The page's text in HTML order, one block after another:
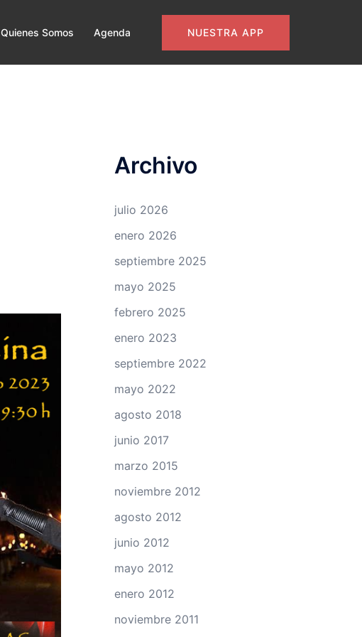
Quienes Somos Agenda NUESTRA APP
Archivo
julio 2026
enero 2026
septiembre 2025
mayo 2025
febrero 2025
enero 2023
septiembre 2022
mayo 2022
agosto 2018
junio 2017
marzo 2015
noviembre 2012
agosto 2012
junio 2012
mayo 2012
enero 2012
noviembre 2011